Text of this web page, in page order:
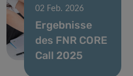
02 Feb. 2026
Ergebnisse
des FNR CORE
Call 2025